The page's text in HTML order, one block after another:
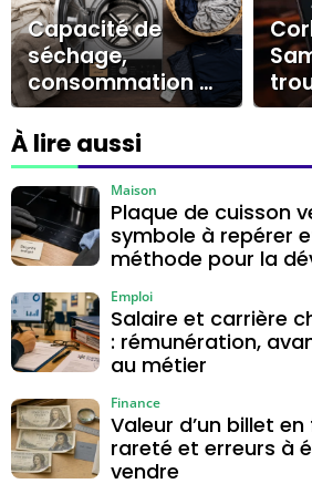
Capacité de
séchage,
consommation et
marques à
privilégier : l’avis
sur le lave-linge
séchant
À lire aussi
Plaque de cuisson
symbole à repérer
méthode pour la
Maison
Salaire et carrière
: rémunération,
au métier
Emploi
Valeur d’un billet
rareté et erreurs à
vendre
Finance